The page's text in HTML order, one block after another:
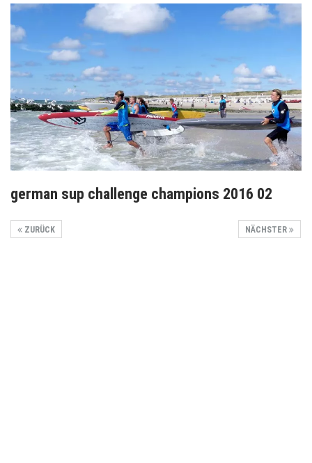
german sup challenge champions 2016 02
NÄCHSTER
ZURÜCK